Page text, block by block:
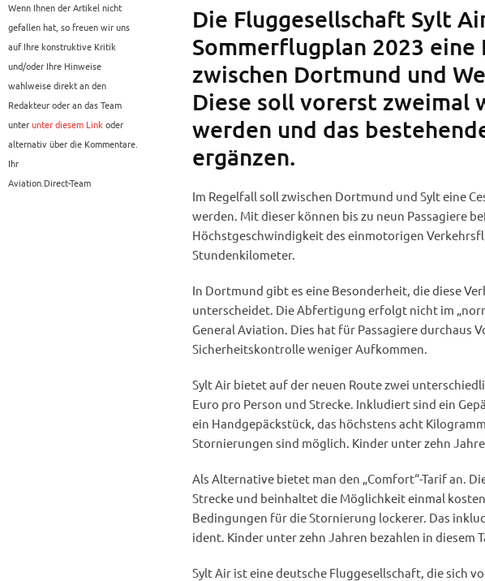
Wenn Ihnen der Artikel nicht
gefallen hat, so freuen wir uns
auf Ihre konstruktive Kritik
und/oder Ihre Hinweise
wahlweise direkt an den
Redakteur oder an das Team
unterunter diesem Link oder
alternativ über die Kommentare.
Ihr
Aviation.Direct-Team
Die Fluggesellschaft Sylt
Sommerflugplan 2023
zwischen Dortmund und
Diese soll vorerst zweimal
werden und das
ergänzen.
Im Regelfall soll zwischen Dortmund und Sylt eine
werden. Mit dieser können bis zu neun Passagiere
Höchstgeschwindigkeit des einmotorigen
Stundenkilometer.
In Dortmund gibt es eine Besonderheit, die diese
unterscheidet. Die Abfertigung erfolgt nicht im
General Aviation. Dies hat für Passagiere durchaus
Sicherheitskontrolle weniger Aufkommen.
Sylt Air bietet auf der neuen Route zwei
Euro pro Person und Strecke. Inkludiert sind ein
ein Handgepäckstück, das höchstens acht
Stornierungen sind möglich. Kinder unter zehn
Als Alternative bietet man den „Comfort“-Tarif an.
Strecke und beinhaltet die Möglichkeit einmal
Bedingungen für die Stornierung lockerer. Das
ident. Kinder unter zehn Jahren bezahlen in diesem
Sylt Air ist eine deutsche Fluggesellschaft, die sich